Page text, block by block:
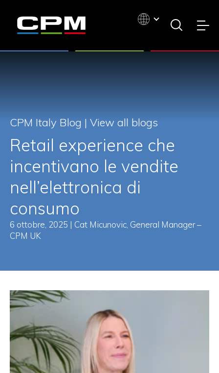
CPM Italy Blog | View all blogs
Retail experience che
incentivano le vendite
nell’elettronica di
consumo
6 ottobre, 2025 | Cat Micunovic, General Manager –
CPM UK